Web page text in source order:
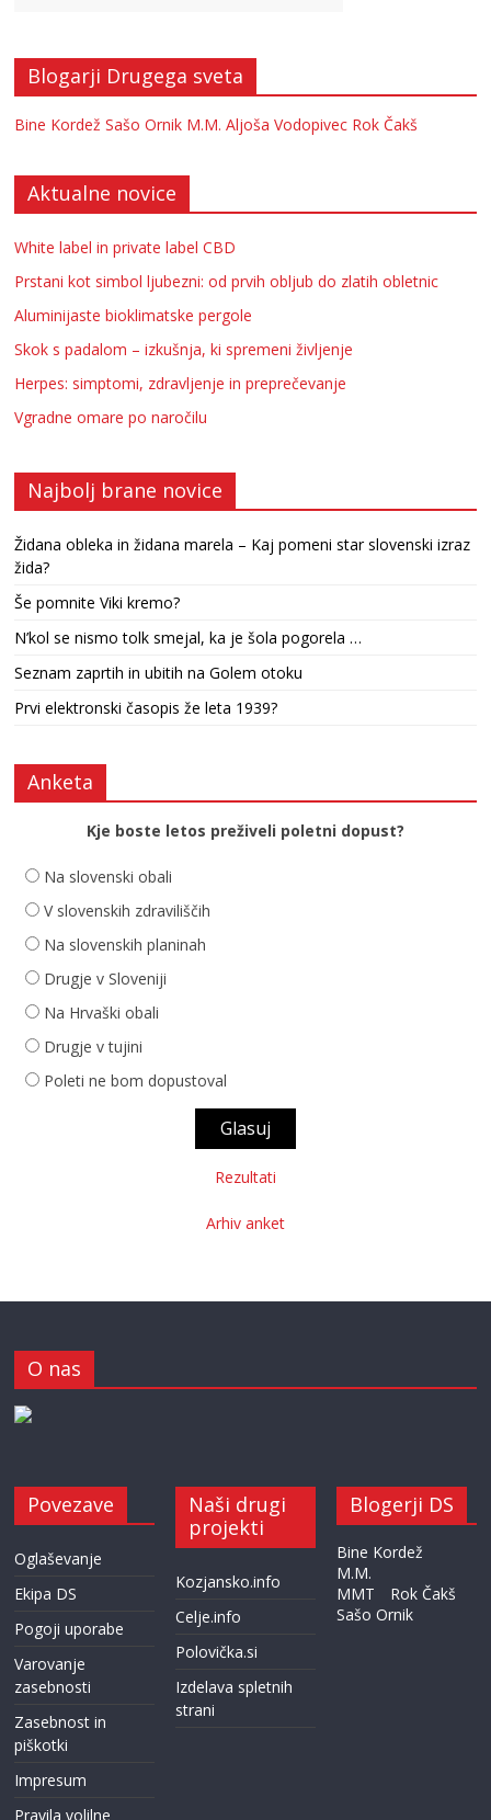
Blogarji Drugega sveta
Bine Kordež Sašo Ornik M.M. Aljoša Vodopivec Rok Čakš
Aktualne novice
White label in private label CBD
Prstani kot simbol ljubezni: od prvih obljub do zlatih obletnic
Aluminijaste bioklimatske pergole
Skok s padalom – izkušnja, ki spremeni življenje
Herpes: simptomi, zdravljenje in preprečevanje
Vgradne omare po naročilu
Najbolj brane novice
Židana obleka in židana marela – Kaj pomeni star slovenski izraz
žida?
Še pomnite Viki kremo?
N’kol se nismo tolk smejal, ka je šola pogorela …
Seznam zaprtih in ubitih na Golem otoku
Prvi elektronski časopis že leta 1939?
Anketa
Kje boste letos preživeli poletni dopust?
Na slovenski obali
V slovenskih zdraviliščih
Na slovenskih planinah
Drugje v Sloveniji
Na Hrvaški obali
Drugje v tujini
Poleti ne bom dopustoval
Rezultati
Arhiv anket
O nas
Povezave
Oglaševanje
Ekipa DS
Pogoji uporabe
Varovanje
zasebnosti
Zasebnost in
piškotki
Impresum
Pravila volilne
Naši drugi
projekti
Kozjansko.info
Celje.info
Polovička.si
Izdelava spletnih
strani
Blogerji DS
Bine Kordež
M.M.
MMT
Rok Čakš
Sašo Ornik